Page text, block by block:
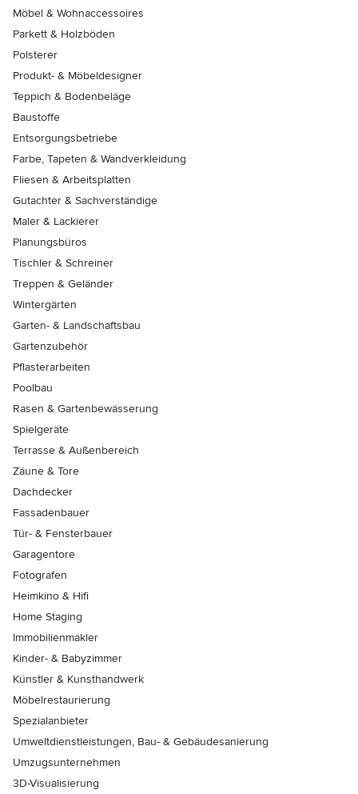
Möbel & Wohnaccessoires
Parkett & Holzböden
Polsterer
Produkt- & Möbeldesigner
Teppich & Bodenbeläge
Baustoffe
Entsorgungsbetriebe
Farbe, Tapeten & Wandverkleidung
Fliesen & Arbeitsplatten
Gutachter & Sachverständige
Maler & Lackierer
Planungsbüros
Tischler & Schreiner
Treppen & Geländer
Wintergärten
Garten- & Landschaftsbau
Gartenzubehör
Pflasterarbeiten
Poolbau
Rasen & Gartenbewässerung
Spielgeräte
Terrasse & Außenbereich
Zäune & Tore
Dachdecker
Fassadenbauer
Tür- & Fensterbauer
Garagentore
Fotografen
Heimkino & Hifi
Home Staging
Immobilienmakler
Kinder- & Babyzimmer
Künstler & Kunsthandwerk
Möbelrestaurierung
Spezialanbieter
Umweltdienstleistungen, Bau- & Gebäudesanierung
Umzugsunternehmen
3D-Visualisierung